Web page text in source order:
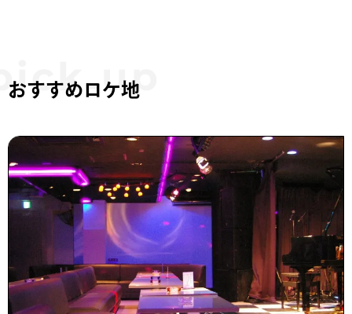
おすすめロケ地